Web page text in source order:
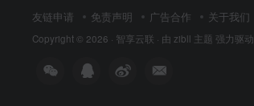
友链申请 免责声明 广告合作 关于我们
Copyright © 2026 · 智享云联 · 由 zibll 主题 强力驱动.